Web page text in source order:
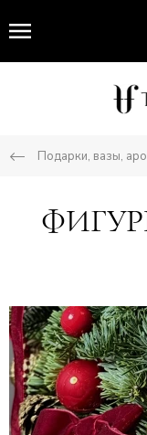
Подарки, вазы,